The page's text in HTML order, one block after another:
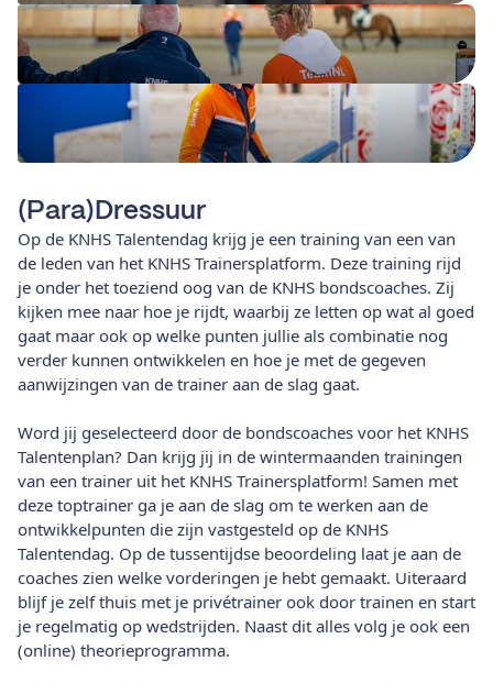
(Para)Dressuur
Op de KNHS Talentendag krijg je een training van een van
de leden van het KNHS Trainersplatform. Deze training rijd
je onder het toeziend oog van de KNHS bondscoaches. Zij
kijken mee naar hoe je rijdt, waarbij ze letten op wat al goed
gaat maar ook op welke punten jullie als combinatie nog
verder kunnen ontwikkelen en hoe je met de gegeven
aanwijzingen van de trainer aan de slag gaat.
Word jij geselecteerd door de bondscoaches voor het KNHS
Talentenplan? Dan krijg jij in de wintermaanden trainingen
van een trainer uit het KNHS Trainersplatform! Samen met
deze toptrainer ga je aan de slag om te werken aan de
ontwikkelpunten die zijn vastgesteld op de KNHS
Talentendag. Op de tussentijdse beoordeling laat je aan de
coaches zien welke vorderingen je hebt gemaakt. Uiteraard
blijf je zelf thuis met je privétrainer ook door trainen en start
je regelmatig op wedstrijden. Naast dit alles volg je ook een
(online) theorieprogramma.